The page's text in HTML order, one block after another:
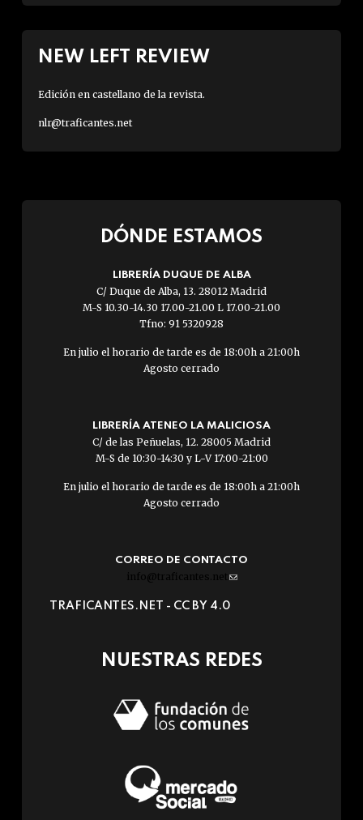
NEW LEFT REVIEW
Edición en castellano de la revista.
nlr@traficantes.net
DÓNDE ESTAMOS
LIBRERÍA DUQUE DE ALBA
C/ Duque de Alba, 13. 28012 Madrid
M-S 10.30-14.30 17.00-21.00 L 17.00-21.00
Tfno: 91 5320928
En julio el horario de tarde es de 18:00h a 21:00h
Agosto cerrado
LIBRERÍA ATENEO LA MALICIOSA
C/ de las Peñuelas, 12. 28005 Madrid
M-S de 10:30-14:30 y L-V 17:00-21:00
En julio el horario de tarde es de 18:00h a 21:00h
Agosto cerrado
CORREO DE CONTACTO
info@traficantes.net (link
e-
TRAFICANTES.NET - CC BY 4.0
NUESTRAS REDES